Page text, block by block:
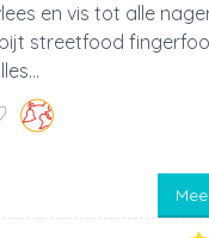
en vis tot alle
streetfood